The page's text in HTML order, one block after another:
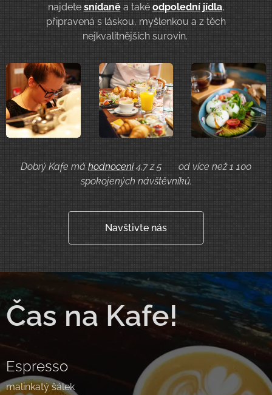
najdete snídaněa také odpolední jídla,
připravená s láskou, myšlenkou a z těch
nejkvalitnějších surovin.
Dobrý Kafe má hodnocení4,7 z 5⭐️ od více než 1 100
spokojených návštěvníků.
Navštivte nás
Čas na Kafe!
Espresso
malinkatý šálek